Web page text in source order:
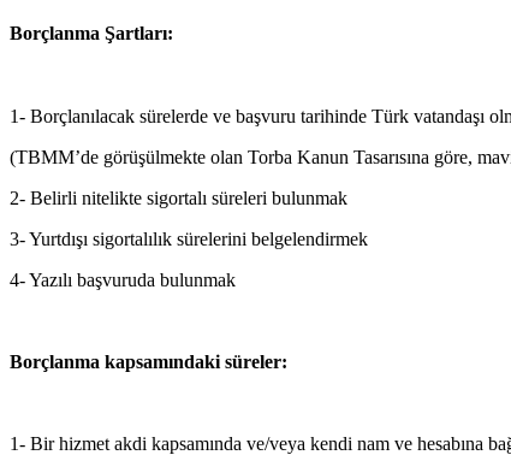
Borçlanma Şartları:
1- Borçlanılacak sürelerde ve başvuru tarihinde Türk vatandaşı
(TBMM’de görüşülmekte olan Torba Kanun Tasarısına göre,
2- Belirli nitelikte sigortalı süreleri bulunmak
3- Yurtdışı sigortalılık sürelerini belgelendirmek
4- Yazılı başvuruda bulunmak
Borçlanma kapsamındaki süreler:
1- Bir hizmet akdi kapsamında ve/veya kendi nam ve hesabına